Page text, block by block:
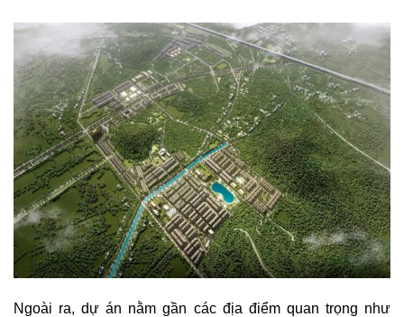
Ngoài ra, dự án nằm gần các địa điểm quan trọng như